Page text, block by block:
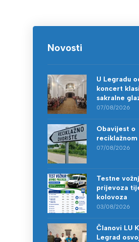
Novosti
U Legradu
koncert
sakralne
07/08/2026
Obavijest o
07/08/2026
Testne
prijevoza
kolovoza
03/08/2026
Članovi LU
Legrad